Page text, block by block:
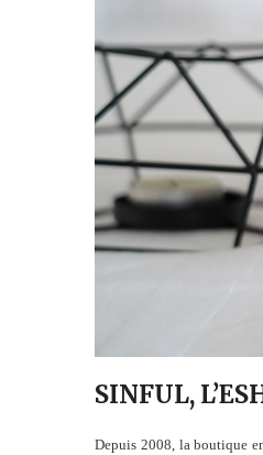
SINFUL,
Depuis 2008, la boutique